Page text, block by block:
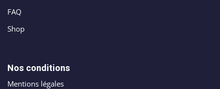
FAQ
Shop
Nos conditions
Mentions légales